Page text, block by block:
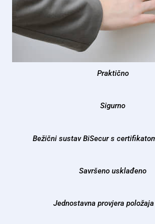
Praktično
Sigurno
Bežični sustav BiSecur s
Savršeno usklađeno
Jednostavna provjera